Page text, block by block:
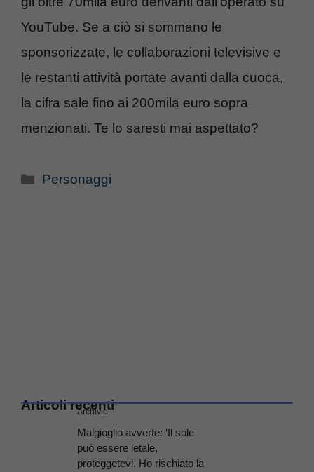
YouTube. Se a ciò si sommano le
sponsorizzate, le collaborazioni televisive e
le restanti attività portate avanti dalla cuoca,
la cifra sale fino ai 200mila euro sopra
menzionati. Te lo saresti mai aspettato?
Categorie
Personaggi
Articoli recenti
Archivio
Malgioglio avverte: ‘Il sole
può essere letale,
proteggetevi. Ho rischiato la